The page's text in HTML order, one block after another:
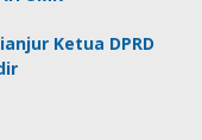
Ketua DPRD